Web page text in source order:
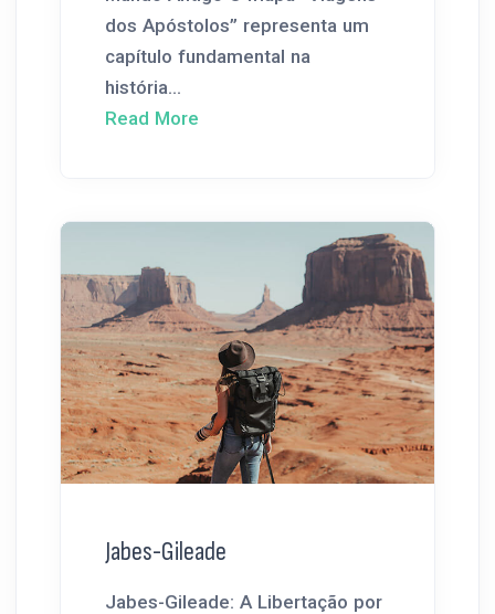
dos Apóstolos” representa um
capítulo fundamental na
história...
Read More
Jabes-Gileade
Jabes-Gileade: A Libertação por